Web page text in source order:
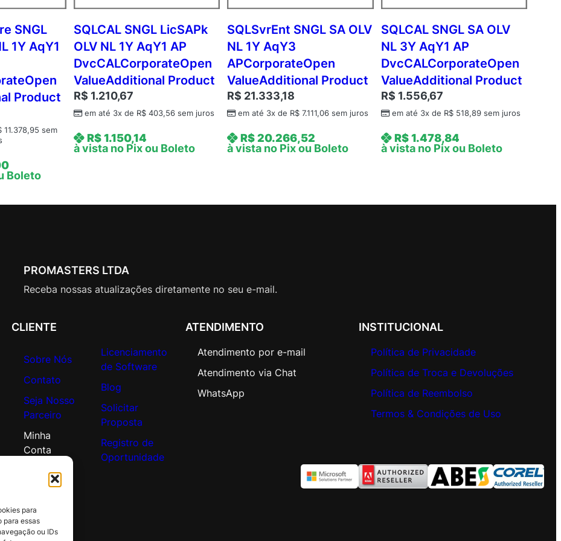
para
para essas
ou IDs
q
Y
3
A
c
d
m
c
P
c
a
SNGL
1Y AqY1
Product
11.378,95 sem
Boleto
SQLCAL SNGL LicSAPk
OLV NL 1Y AqY1 AP
DvcCALCorporateOpen
ValueAdditional Product
R$ 1.210,67
em até 3x de R$403,56sem juros
R$1.150,14
à vista no Pix ou Boleto
SQLSvrEnt SNGL SA OLV
NL 1Y AqY3
APCorporateOpen
ValueAdditional Product
R$ 21.333,18
em até 3x de R$ 7.111,06 sem juros
R$20.266,52
à vista no Pix ou Boleto
SQLCAL SNGL SA OLV
NL 3Y AqY1 AP
DvcCALCorporateOpen
ValueAdditional Product
R$ 1.556,67
em até 3x de R$518,89sem juros
R$1.478,84
à vista no Pix ou Boleto
PROMASTERS LTDA
Receba nossas atualizações diretamente no seu e-mail.
CLIENTE
Sobre Nós
Contato
Seja Nosso
Parceiro
Minha
Conta
Licenciamento
de Software
Blog
Solicitar
Proposta
Registro de
Oportunidade
ATENDIMENTO
Atendimento por e-mail
Atendimento via Chat
WhatsApp
INSTITUCIONAL
Política de Privacidade
Política de Troca e Devoluções
Política de Reembolso
Termos & Condições de Uso